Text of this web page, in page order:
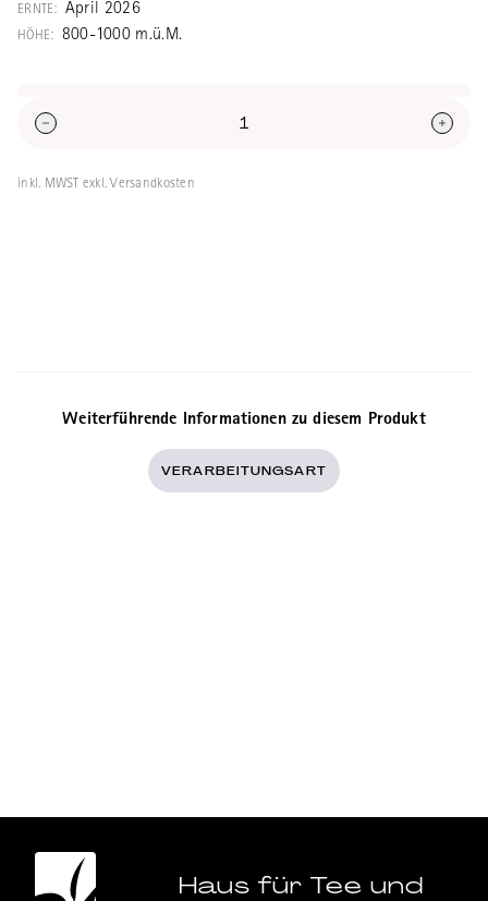
ERNTE: April 2026
HÖHE: 800-1000 m.ü.M.
inkl. MWST exkl. Versandkosten
Weiterführende Informationen zu diesem Produkt
VERARBEITUNGSART
Haus für Tee und